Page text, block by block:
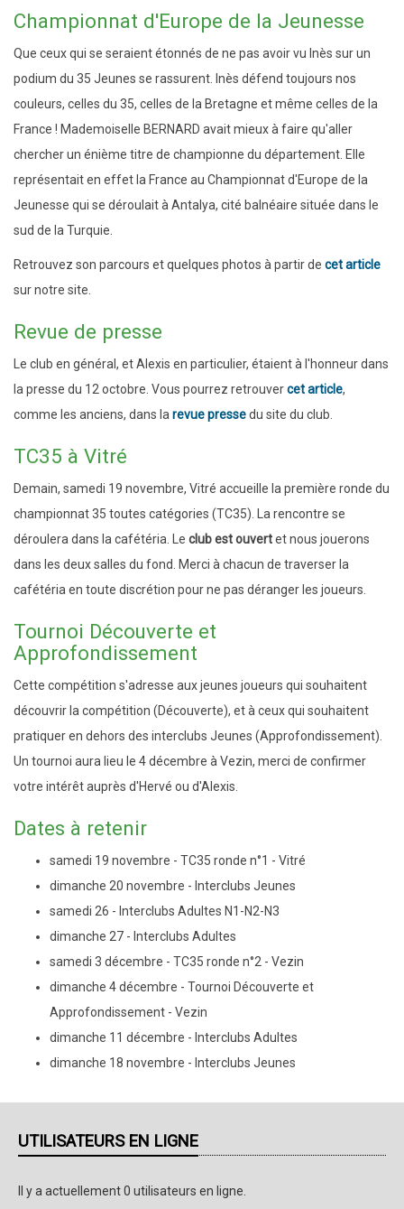
Championnat d'Europe de la Jeunesse
Que ceux qui se seraient étonnés de ne pas avoir vu Inès sur un
podium du 35 Jeunes se rassurent. Inès défend toujours nos
couleurs, celles du 35, celles de la Bretagne et même celles de la
France ! Mademoiselle BERNARD avait mieux à faire qu'aller
chercher un énième titre de championne du département. Elle
représentait en effet la France au Championnat d'Europe de la
Jeunesse qui se déroulait à Antalya, cité balnéaire située dans le
sud de la Turquie.
Retrouvez son parcours et quelques photos à partir de cet article
sur notre site.
Revue de presse
Le club en général, et Alexis en particulier, étaient à l'honneur dans
la presse du 12 octobre. Vous pourrez retrouvercet article,
comme les anciens, dans la revue pressedu site du club.
TC35 à Vitré
Demain, samedi 19 novembre, Vitré accueille la première ronde du
championnat 35 toutes catégories (TC35). La rencontre se
déroulera dans la cafétéria. Le club est ouvertet nous jouerons
dans les deux salles du fond. Merci à chacun de traverser la
cafétéria en toute discrétion pour ne pas déranger les joueurs.
Tournoi Découverte et
Approfondissement
Cette compétition s'adresse aux jeunes joueurs qui souhaitent
découvrir la compétition (Découverte), et à ceux qui souhaitent
pratiquer en dehors des interclubs Jeunes (Approfondissement).
Un tournoi aura lieu le 4 décembre à Vezin, merci de confirmer
votre intérêt auprès d'Hervé ou d'Alexis.
Dates à retenir
samedi 19 novembre - TC35 ronde n°1 - Vitré
dimanche 20 novembre - Interclubs Jeunes
samedi 26 - Interclubs Adultes N1-N2-N3
dimanche 27 - Interclubs Adultes
samedi 3 décembre - TC35 ronde n°2 - Vezin
dimanche 4 décembre - Tournoi Découverte et
Approfondissement - Vezin
dimanche 11 décembre - Interclubs Adultes
dimanche 18 novembre - Interclubs Jeunes
UTILISATEURS EN LIGNE
Il y a actuellement 0 utilisateurs en ligne.